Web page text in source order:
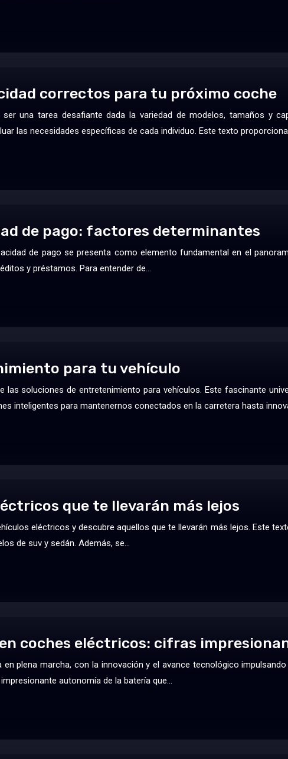
correctos para tu próximo coche
una tarea desafiante dada la variedad de modelos, tamaños y
las necesidades específicas de cada individuo. Este texto
de pago: factores determinantes
de pago se presenta como elemento fundamental en el
y préstamos. Para entender de…
para tu vehículo
las soluciones de entretenimiento para vehículos. Este fascinante
inteligentes para mantenernos conectados en la carretera hasta
que te llevarán más lejos
eléctricos y descubre aquellos que te llevarán más lejos. Este
de suv y sedán. Además, se…
coches eléctricos: cifras
plena marcha, con la innovación y el avance tecnológico
autonomía de la batería que…